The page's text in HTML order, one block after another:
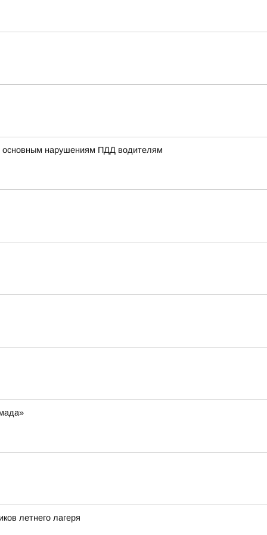
основным нарушениям ПДД водителям
летнего лагеря